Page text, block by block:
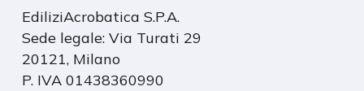
EdiliziAcrobatica S.P.A.
Sede legale: Via Turati 29
20121, Milano
P. IVA 01438360990